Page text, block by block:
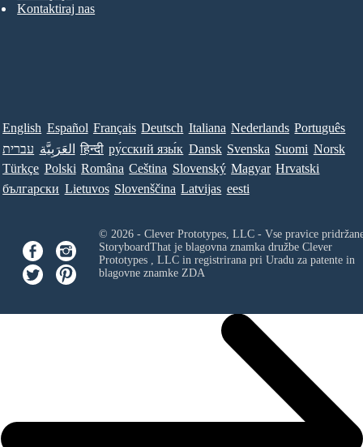
Kontaktiraj nas
English Español Français Deutsch Italiana Nederlands Português
עברית العَرَبِيَّة हिन्दी ру́сский язы́к Dansk Svenska Suomi Norsk
Türkçe Polski Româna Ceština Slovenský Magyar Hrvatski
български Lietuvos Slovenščina Latvijas eesti
© 2026 - Clever Prototypes, LLC - Vse pravice
StoryboardThat je blagovna znamka družbe Clever
Prototypes , LLCin registrirana pri Uradu za patente in
blagovne znamke ZDA